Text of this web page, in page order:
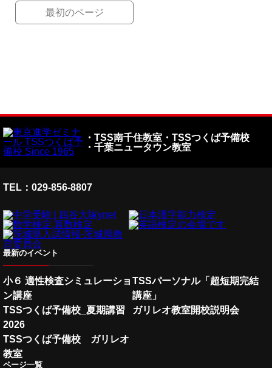
最初のページ
・TSS南千住教室 ・TSSつくば予備校
・千葉ニュータウン教室
TEL：029-856-8807
最新のイベント
小６ 適性検査シミュレーショ
ン講座
TSSパーソナル「超短期完結
講座」
TSSつくば予備校_夏期講習
2026
ガリレオ教室開校説明会
TSSつくば予備校 ガリレオ
教室
ページ一覧